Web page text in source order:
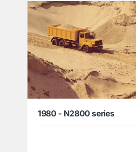
1980 - N2800 series